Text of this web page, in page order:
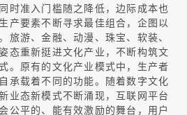
时准入门槛随之降低，边际成本也
产要素不断寻求最佳组合，企图以
旅游、金融、动漫、珠宝、软装、
态重新挺进文化产业，不断构筑文
。原有的文化产业模式中，生产者
承载着不同的功能。随着数字文化
业态新模式不断涌现，互联网平台
公平的、能有效激励的舞台，用户